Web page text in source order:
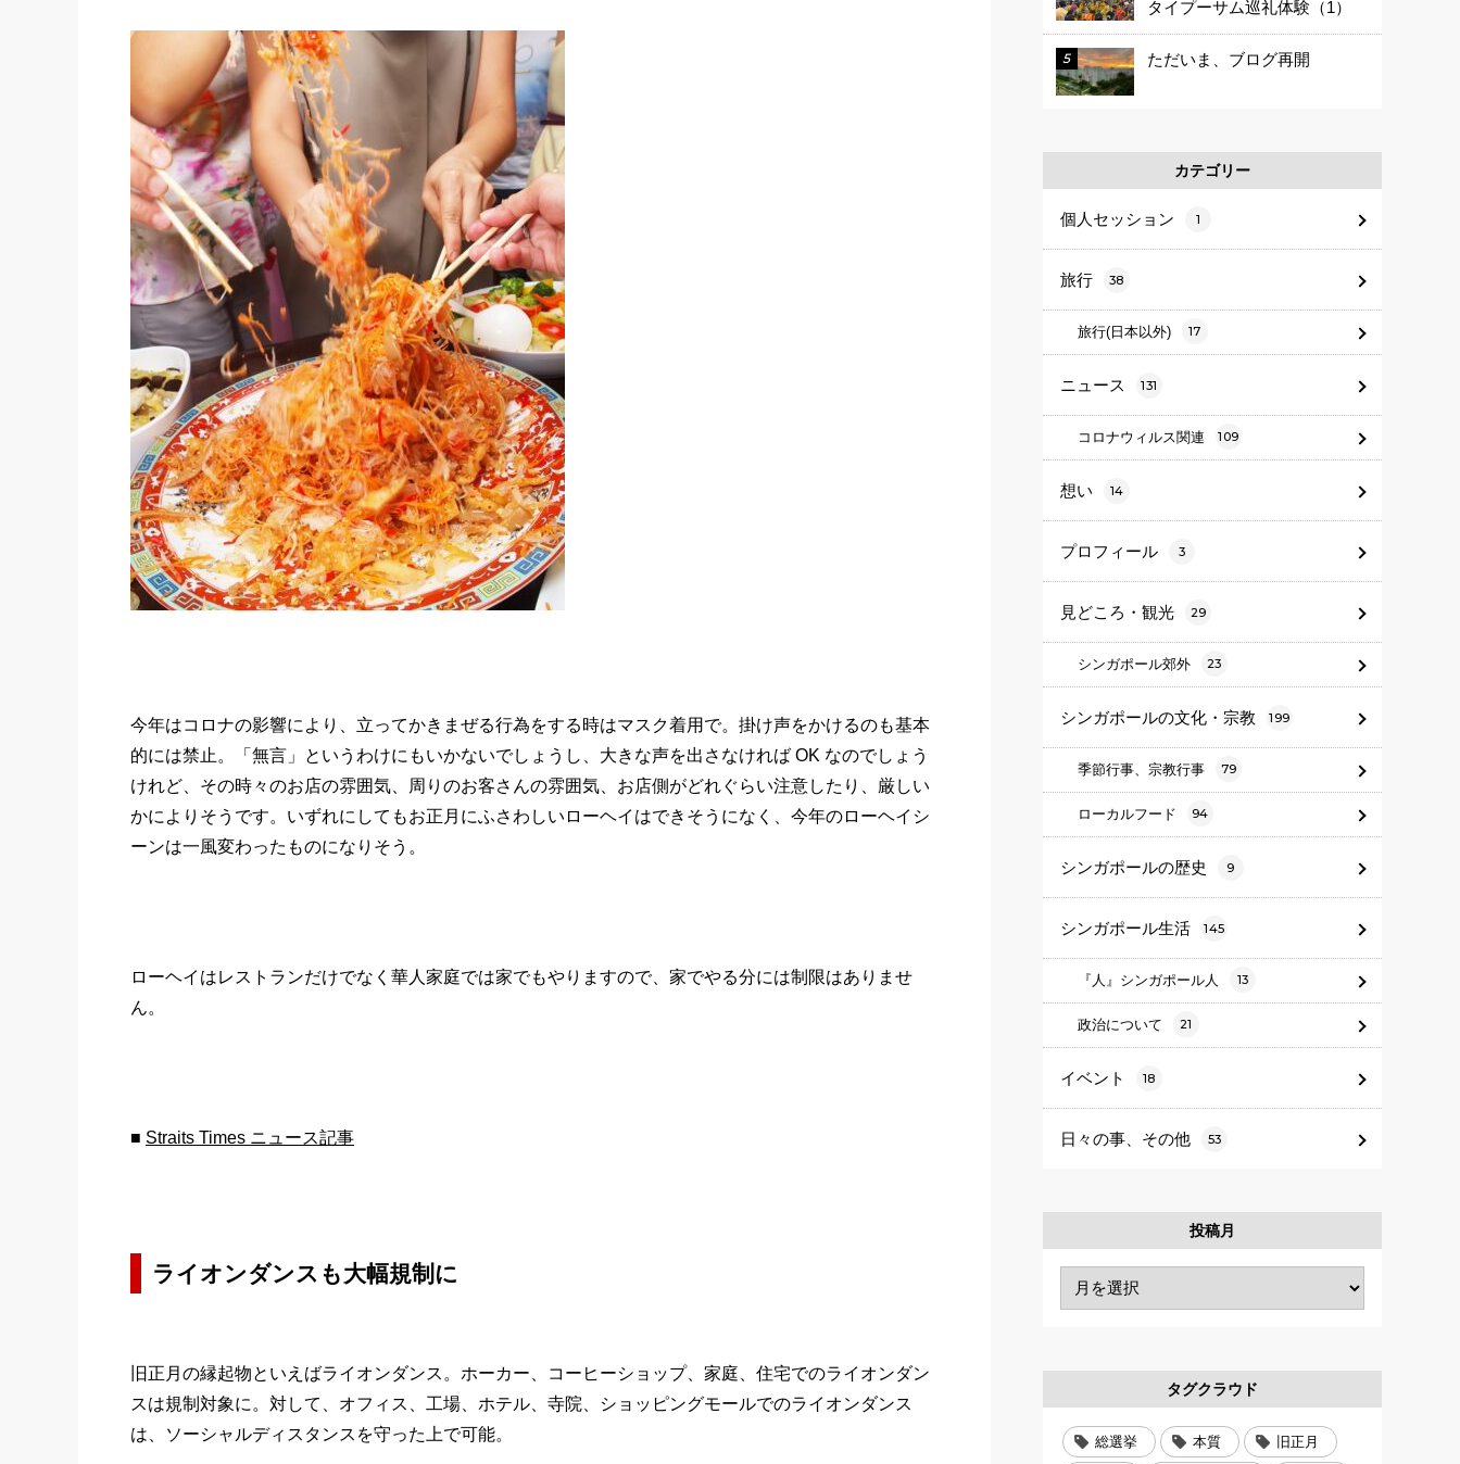
今年はコロナの影響により、立ってかきまぜる行為をする時はマスク着用で。掛け声をかけるのも基本
的には禁止。「無言」というわけにもいかないでしょうし、大きな声を出さなければ OK なのでしょう
けれど、その時々のお店の雰囲気、周りのお客さんの雰囲気、お店側がどれぐらい注意したり、厳しい
かによりそうです。いずれにしてもお正月にふさわしいローヘイはできそうになく、今年のローヘイシ
ーンは一風変わったものになりそう。
ローヘイはレストランだけでなく華人家庭では家でもやりますので、家でやる分には制限はありませ
ん。
■ Straits Times ニュース記事
ライオンダンスも大幅規制に
旧正月の縁起物といえばライオンダンス。ホーカー、コーヒーショップ、家庭、住宅でのライオンダン
スは規制対象に。対して、オフィス、工場、ホテル、寺院、ショッピングモールでのライオンダンス
は、ソーシャルディスタンスを守った上で可能。
タイプーサム巡礼体験（1）
ただいま、ブログ再開
カテゴリー
個人セッション 1
旅行 38
旅行(日本以外) 17
ニュース 131
コロナウィルス関連 109
想い 14
プロフィール 3
見どころ・観光 29
シンガポール郊外 23
シンガポールの文化・宗教 199
季節行事、宗教行事 79
ローカルフード 94
シンガポールの歴史 9
シンガポール生活 145
『人』シンガポール人 13
政治について 21
イベント 18
日々の事、その他 53
投稿月
タグクラウド
総選挙 本質 旧正月